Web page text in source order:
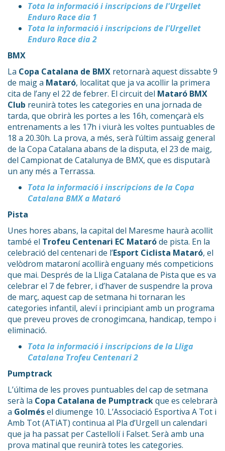
Tota la informació i inscripcions de l'Urgellet
Enduro Race dia 1
Tota la informació i inscripcions de l'Urgellet
Enduro Race dia 2
BMX
La Copa Catalana de BMX retornarà aquest dissabte 9
de maig a Mataró, localitat que ja va acollir la primera
cita de l’any el 22 de febrer. El circuit del Mataró BMX
Club reunirà totes les categories en una jornada de
tarda, que obrirà les portes a les 16h, començarà els
entrenaments a les 17h i viurà les voltes puntuables de
18 a 20.30h. La prova, a més, serà l’últim assaig general
de la Copa Catalana abans de la disputa, el 23 de maig,
del Campionat de Catalunya de BMX, que es disputarà
un any més a Terrassa.
Tota la informació i inscripcions de la Copa
Catalana BMX a Mataró
Pista
Unes hores abans, la capital del Maresme haurà acollit
també el Trofeu Centenari EC Mataróde pista. En la
celebració del centenari de l’Esport Ciclista Mataró, el
velòdrom mataroní acollirà enguany més competicions
que mai. Després de la Lliga Catalana de Pista que es va
celebrar el 7 de febrer, i d’haver de suspendre la prova
de març, aquest cap de setmana hi tornaran les
categories infantil, aleví i principiant amb un programa
que preveu proves de cronogimcana, handicap, tempo i
eliminació.
Tota la informació i inscripcions de la Lliga
Catalana Trofeu Centenari 2
Pumptrack
L’última de les proves puntuables del cap de setmana
serà la Copa Catalana de Pumptrackque es celebrarà
a Golmésel diumenge 10. L’Associació Esportiva A Tot i
Amb Tot (ATiAT) continua al Pla d’Urgell un calendari
que ja ha passat per Castellolí i Falset. Serà amb una
prova matinal que reunirà totes les categories.